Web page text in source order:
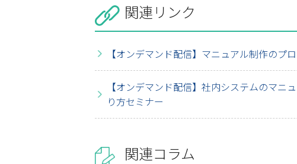
関連リンク
【オンデマンド配信】マニュアル制作のプ
【オンデマンド配信】社内システムのマ
り方セミナー
関連コラム